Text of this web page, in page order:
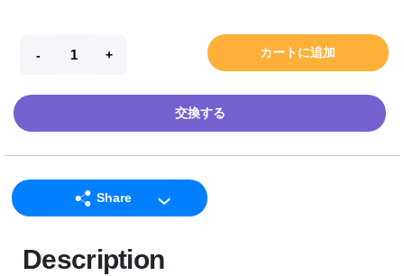
カートに追加
交換する
Share
Facebook
Description